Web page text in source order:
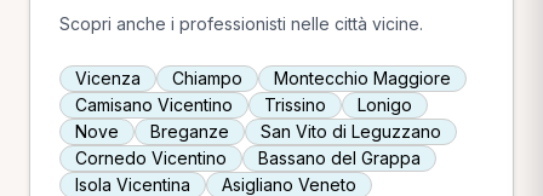
Scopri anche i professionisti nelle città vicine.
Vicenza Chiampo
Montecchio Maggiore
Camisano Vicentino
Trissino
Lonigo
Nove
Breganze
San Vito di Leguzzano
Cornedo Vicentino
Bassano del Grappa
Isola Vicentina
Asigliano Veneto